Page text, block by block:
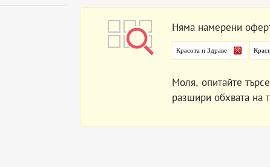
Няма намерени
Красота и Здраве
Моля, опитайте
разшири обхвата на